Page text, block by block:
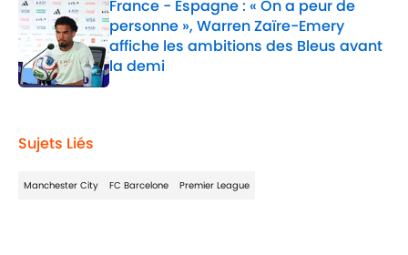
France - Espagne : « On a peur de
personne », Warren Zaïre-Emery
affiche les ambitions des Bleus avant
la demi
Published by on Invalid Date
Sujets Liés
Manchester City FC Barcelone Premier League